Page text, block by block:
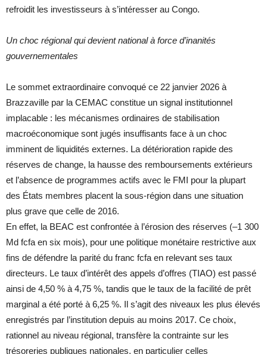
refroidit les investisseurs à s’intéresser au Congo.
Un choc régional qui devient national à force d’inanités
gouvernementales
Le sommet extraordinaire convoqué ce 22 janvier 2026 à
Brazzaville par la CEMAC constitue un signal institutionnel
implacable : les mécanismes ordinaires de stabilisation
macroéconomique sont jugés insuffisants face à un choc
imminent de liquidités externes. La détérioration rapide des
réserves de change, la hausse des remboursements extérieurs
et l’absence de programmes actifs avec le FMI pour la plupart
des États membres placent la sous-région dans une situation
plus grave que celle de 2016.
En effet, la BEAC est confrontée à l’érosion des réserves (–1 300
Md fcfa en six mois), pour une politique monétaire restrictive aux
fins de défendre la parité du franc fcfa en relevant ses taux
directeurs. Le taux d’intérêt des appels d’offres (TIAO) est passé
ainsi de 4,50 % à 4,75 %, tandis que le taux de la facilité de prêt
marginal a été porté à 6,25 %. Il s’agit des niveaux les plus élevés
enregistrés par l’institution depuis au moins 2017. Ce choix,
rationnel au niveau régional, transfère la contrainte sur les
trésoreries publiques nationales, en particulier celles